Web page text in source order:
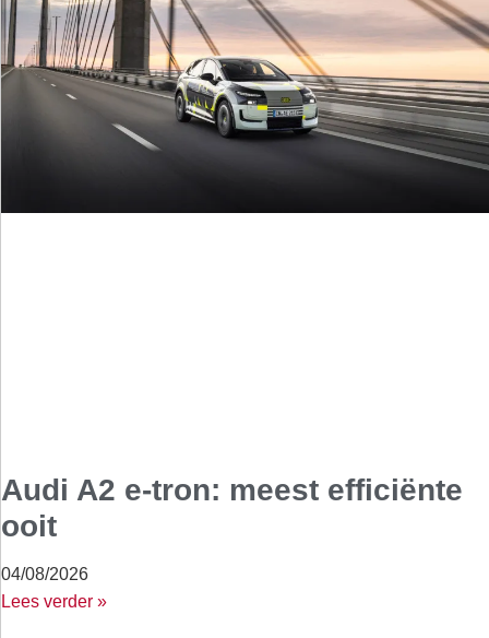
Audi A2 e-tron: meest efficiënte
ooit
04/08/2026
Lees verder »